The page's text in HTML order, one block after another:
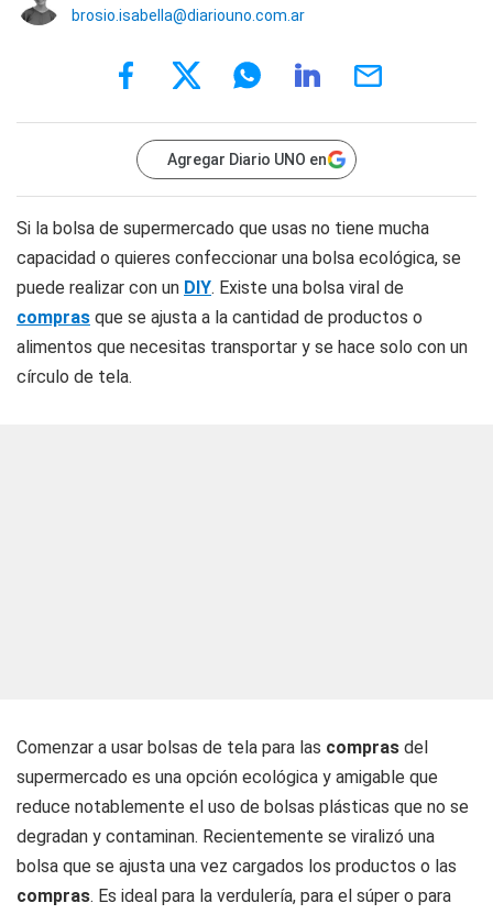
brosio.isabella@diariouno.com.ar
Agregar Diario UNO en
Si la bolsa de supermercado que usas no tiene mucha
capacidad o quieres confeccionar una bolsa ecológica, se
puede realizar con un DIY. Existe una bolsa viral de
compras que se ajusta a la cantidad de productos o
alimentos que necesitas transportar y se hace solo con un
círculo de tela.
Comenzar a usar bolsas de tela para las compras del
supermercado es una opción ecológica y amigable que
reduce notablemente el uso de bolsas plásticas que no se
degradan y contaminan. Recientemente se viralizó una
bolsa que se ajusta una vez cargados los productos o las
compras. Es ideal para la verdulería, para el súper o para